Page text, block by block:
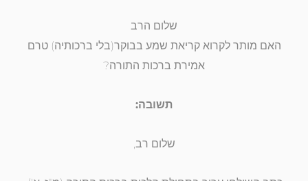
שלום הרב
האם מותר לקרוא קריאת שמע בבוקר(בלי ברכותיה) טרם
אמירת ברכות התורה?
תשובה:
שלום רב,